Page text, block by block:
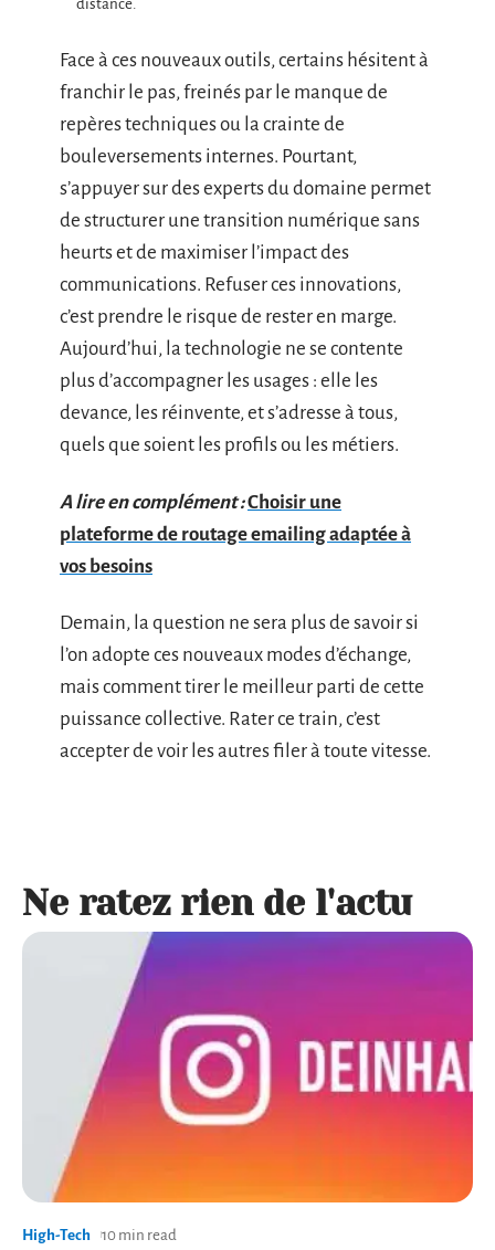
distance.
Face à ces nouveaux outils, certains hésitent à
franchir le pas, freinés par le manque de
repères techniques ou la crainte de
bouleversements internes. Pourtant,
s’appuyer sur des experts du domaine permet
de structurer une transition numérique sans
heurts et de maximiser l’impact des
communications. Refuser ces innovations,
c’est prendre le risque de rester en marge.
Aujourd’hui, la technologie ne se contente
plus d’accompagner les usages : elle les
devance, les réinvente, et s’adresse à tous,
quels que soient les profils ou les métiers.
A lire en complément :Choisir une
plateforme de routage emailing adaptée à
vos besoins
Demain, la question ne sera plus de savoir si
l’on adopte ces nouveaux modes d’échange,
mais comment tirer le meilleur parti de cette
puissance collective. Rater ce train, c’est
accepter de voir les autres filer à toute vitesse.
Ne ratez rien de l'actu
High-Tech 10 min read